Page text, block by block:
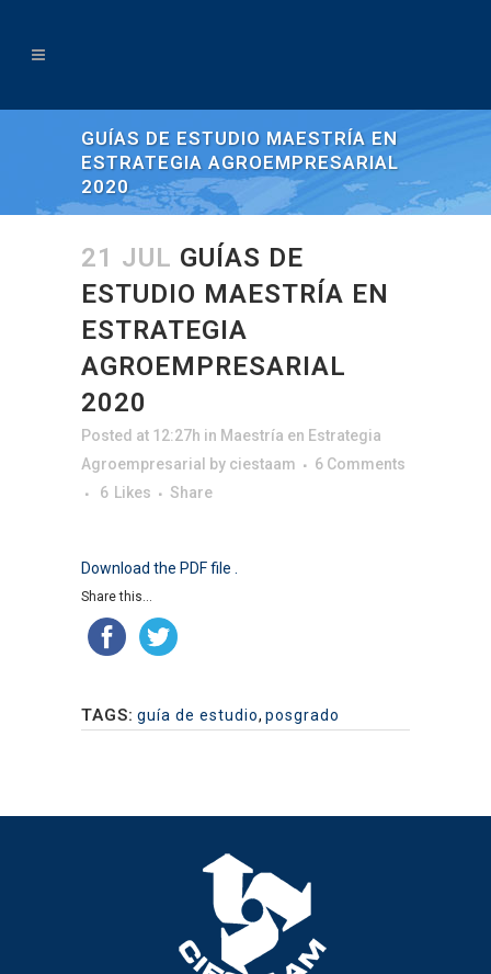
GUÍAS DE ESTUDIO MAESTRÍA EN
ESTRATEGIA AGROEMPRESARIAL
2020
21 JUL GUÍAS DE
ESTUDIO MAESTRÍA EN
ESTRATEGIA
AGROEMPRESARIAL
2020
Posted at 12:27h in Maestría en Estrategia
Agroempresarial
by ciestaam
6 Comments
6 Likes Share
Download the PDF file .
Share this...
TAGS: guía de estudio, posgrado